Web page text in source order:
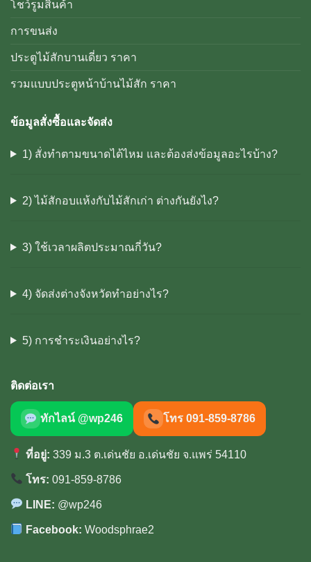
โชว์รูมสินค้า
การขนส่ง
ประตูไม้สักบานเดี่ยว ราคา
รวมแบบประตูหน้าบ้านไม้สัก ราคา
ข้อมูลสั่งซื้อและจัดส่ง
1) สั่งทำตามขนาดได้ไหม และต้องส่งข้อมูลอะไรบ้าง?
2) ไม้สักอบแห้งกับไม้สักเก่า ต่างกันยังไง?
3) ใช้เวลาผลิตประมาณกี่วัน?
4) จัดส่งต่างจังหวัดทำอย่างไร?
5) การชำระเงินอย่างไร?
ติดต่อเรา
ทักไลน์ @wp246 โทร 091-859-8786
ที่อยู่: 339 ม.3 ต.เด่นชัย อ.เด่นชัย จ.แพร่ 54110
โทร: 091-859-8786
LINE: @wp246
Facebook: Woodsphrae2